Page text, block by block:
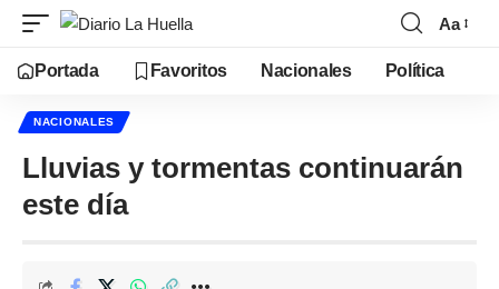
Aa
Portada Favoritos Nacionales Política
NACIONALES
Lluvias y tormentas continuarán
este día